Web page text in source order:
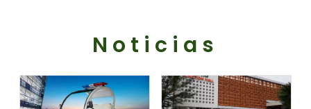
Noticias